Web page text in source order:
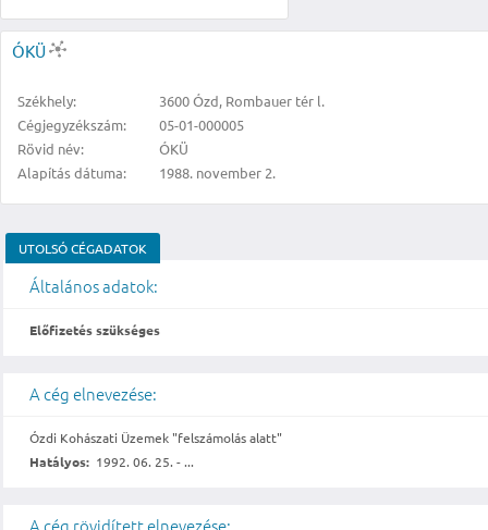
ÓKÜ
Székhely:
3600 Ózd, Rombauer tér l.
Cégjegyzékszám:
05-01-000005
Rövid név:
ÓKÜ
Alapítás dátuma:
1988. november 2.
UTOLSÓ CÉGADATOK
Általános adatok:
Előfizetés szükséges
A cég elnevezése:
Ózdi Kohászati Üzemek "felszámolás alatt"
Hatályos: 1992. 06. 25. - ...
A cég rövidített elnevezése: